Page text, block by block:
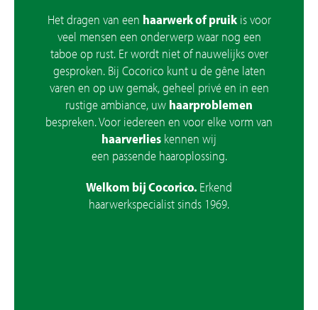
Onderhoudsproducten
Het dragen van een haarwerk of pruik is voor
veel mensen een onderwerp waar nog een
taboe op rust. Er wordt niet of nauwelijks over
gesproken. Bij Cocorico kunt u de gêne laten
varen en op uw gemak, geheel privé en in een
rustige ambiance, uw haarproblemen
bespreken. Voor iedereen en voor elke vorm van
haarverlies kennen wij
een passende haaroplossing.
Welkom bij Cocorico. Erkend
haarwerkspecialist sinds 1969.